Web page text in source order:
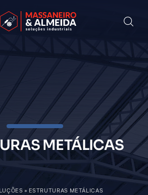
METÁLICAS
» ESTRUTURAS METÁLICAS